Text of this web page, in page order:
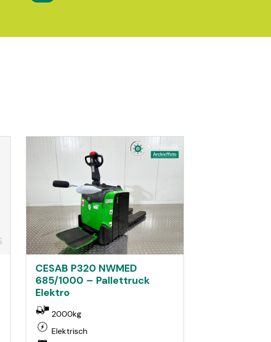
CESAB P320 NWMED
685/1000 – Pallettruck
Elektro
2000kg
Elektrisch